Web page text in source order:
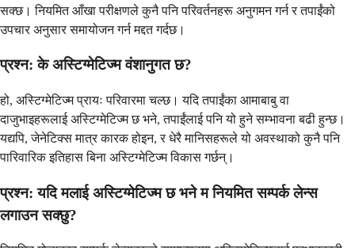
सक्छ। नियमित आँखा परीक्षणले कुनै पनि परिवर्तनहरू अनुगमन गर्न र तपाईंको
उपचार अनुसार समायोजन गर्न मद्दत गर्दछ।
प्रश्न: के अस्टिग्मेटिज्म वंशानुगत छ?
हो, अस्टिग्मेटिज्म प्रायः परिवारमा चल्छ। यदि तपाईंका आमाबाबु वा
दाजुभाइहरूलाई अस्टिग्मेटिज्म छ भने, तपाईंलाई पनि यो हुने सम्भावना बढी हुन्छ।
यद्यपि, जेनेटिक्स मात्र कारक होइन, र धेरै मानिसहरूले यो अवस्थाको कुनै पनि
पारिवारिक इतिहास बिना अस्टिग्मेटिज्म विकास गर्छन्।
प्रश्न: यदि मलाई अस्टिग्मेटिज्म छ भने म नियमित सम्पर्क लेन्स
लगाउन सक्छु?